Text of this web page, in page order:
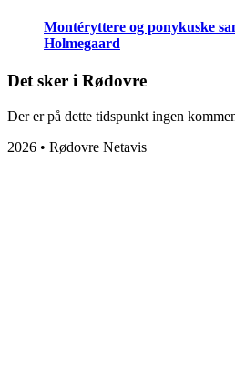
Montéryttere og ponykuske
Holmegaard
Det sker i Rødovre
Der er på dette tidspunkt ingen
2026 • Rødovre Netavis